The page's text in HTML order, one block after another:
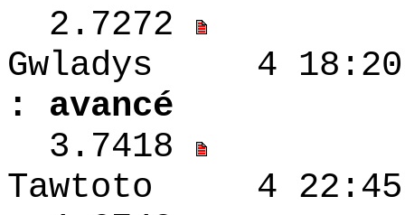
2.7272
Gwladys 4
: avancé
3.7418
Tawtoto 4